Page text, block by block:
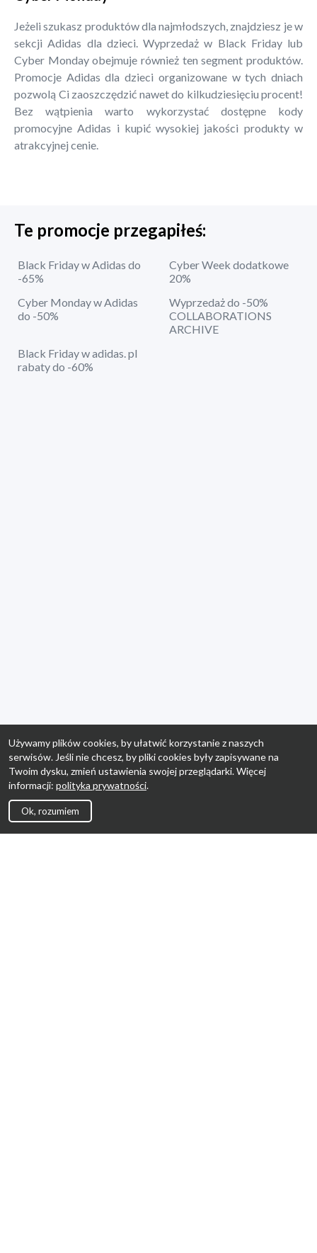
Jeżeli szukasz produktów dla najmłodszych, znajdziesz je w
sekcji Adidas dla dzieci. Wyprzedaż w Black Friday lub
Cyber Monday obejmuje również ten segment produktów.
Promocje Adidas dla dzieci organizowane w tych dniach
pozwolą Ci zaoszczędzić nawet do kilkudziesięciu procent!
Bez wątpienia warto wykorzystać dostępne kody
promocyjne Adidas i kupić wysokiej jakości produkty w
atrakcyjnej cenie.
Te promocje przegapiłeś:
Black Friday w Adidas do
-65%
Cyber Week dodatkowe
20%
Cyber Monday w Adidas
do -50%
Wyprzedaż do -50%
COLLABORATIONS
ARCHIVE
Black Friday w adidas. pl
rabaty do -60%
Używamy plików cookies, by ułatwić korzystanie z naszych
serwisów. Jeśli nie chcesz, by pliki cookies były zapisywane na
Twoim dysku, zmień ustawienia swojej przeglądarki. Więcej
informacji: polityka prywatności.
Ok, rozumiem